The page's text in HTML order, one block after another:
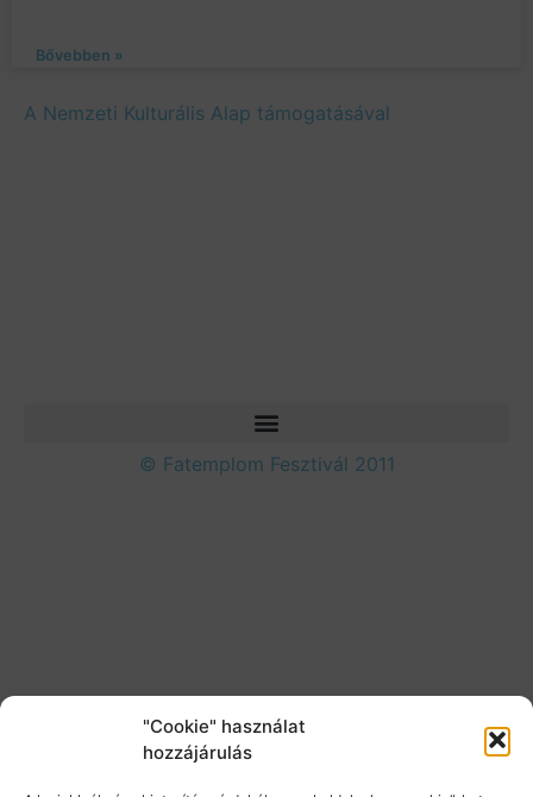
"Cookie" használat
hozzájárulás
Bővebben »
A Nemzeti Kulturális Alap támogatásával
© Fatemplom Fesztivál 2011